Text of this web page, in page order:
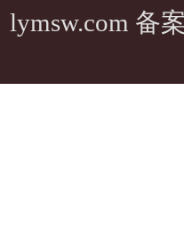
lymsw.com 备